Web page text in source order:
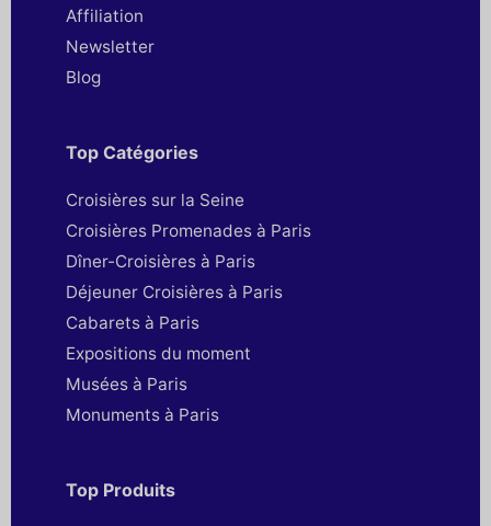
Affiliation
Newsletter
Blog
Top Catégories
Croisières sur la Seine
Croisières Promenades à Paris
Dîner-Croisières à Paris
Déjeuner Croisières à Paris
Cabarets à Paris
Expositions du moment
Musées à Paris
Monuments à Paris
Top Produits